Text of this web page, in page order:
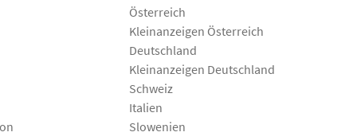
Österreich
Kleinanzeigen Österreich
Deutschland
Kleinanzeigen Deutschland
Schweiz
Italien
Slowenien